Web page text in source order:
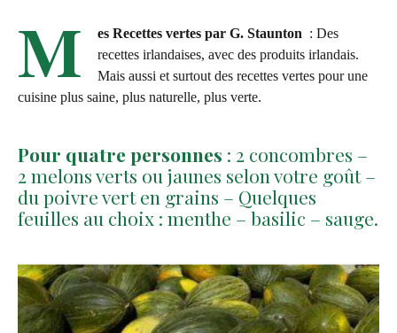
M es Recettes vertes par G. Staunton : Des
recettes irlandaises, avec des produits irlandais.
Mais aussi et surtout des recettes vertes pour une
cuisine plus saine, plus naturelle, plus verte.
Pour quatre personnes : 2 concombres –
2 melons verts ou jaunes selon votre goût –
du poivre vert en grains – Quelques
feuilles au choix : menthe – basilic – sauge.